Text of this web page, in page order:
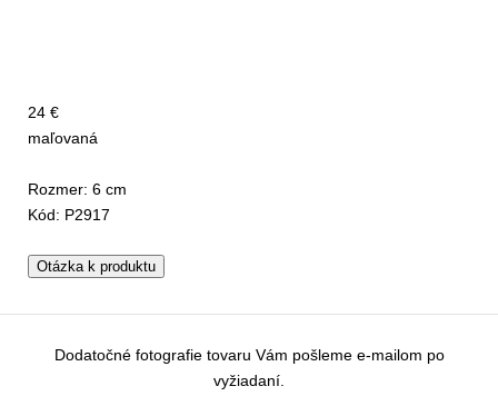
24 €
maľovaná
Rozmer: 6 cm
Kód: P2917
Otázka k produktu
Dodatočné fotografie tovaru Vám pošleme e-mailom po
vyžiadaní.